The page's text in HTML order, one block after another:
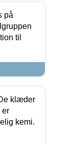
på
til
klæder
er
kemi.